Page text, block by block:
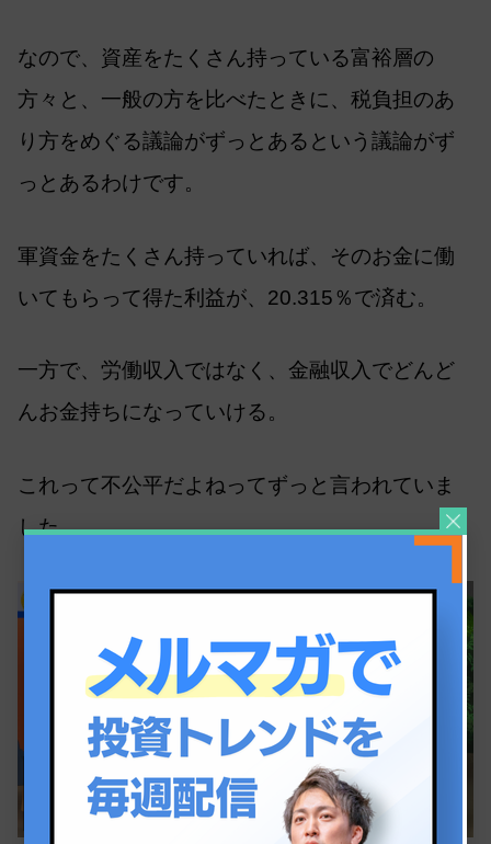
なので、資産をたくさん持っている富裕層の
方々と、一般の方を比べたときに、税負担のあ
り方をめぐる議論がずっとあるという議論がず
っとあるわけです。
軍資金をたくさん持っていれば、そのお金に働
いてもらって得た利益が、20.315％で済む。
一方で、労働収入ではなく、金融収入でどんど
んお金持ちになっていける。
これって不公平だよねってずっと言われていま
した。